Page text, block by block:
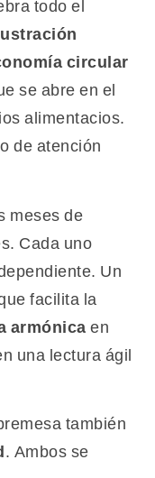
todo el
circular
se abre en el
alimentacios.
de atención
meses de
Cada uno
Un
facilita la
armónica en
una lectura ágil
también
. Ambos se